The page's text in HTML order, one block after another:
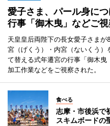
愛子さま、パール身に
行事「御木曳」などご
天皇皇后両陛下の長女愛子さま
宮（げくう）・内宮（ないくう
て替える式年遷宮の行事「御木
加工作業などをご視察された。
食べる
志摩・市後浜で
スキムボードの